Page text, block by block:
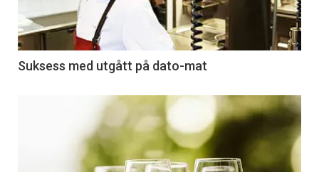
Suksess med utgått på dato-mat
Kommende